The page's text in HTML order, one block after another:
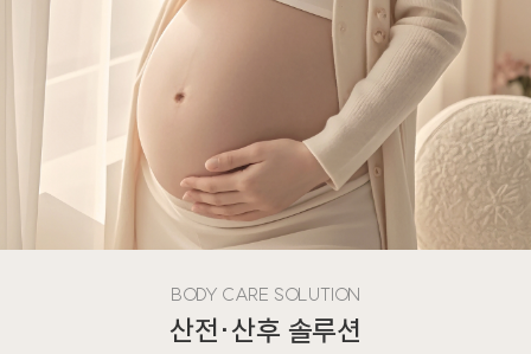
BODY CARE SOLUTION
산전·산후 솔루션